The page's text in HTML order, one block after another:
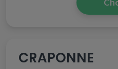
CRAPONNE